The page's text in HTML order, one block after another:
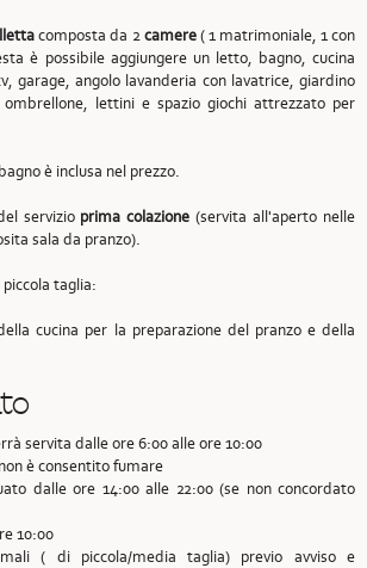
composta da 2camere( 1 matrimoniale, 1 con
è possibile aggiungere un letto, bagno, cucina
garage, angolo lavanderia con lavatrice, giardino
lettini e spazio giochi attrezzato per
è inclusa nel prezzo.
servizio prima colazione (servita all'aperto nelle
sala da pranzo).
taglia:
cucina per la preparazione del pranzo e della
servita dalle ore 6:00 alle ore 10:00
è consentito fumare
dalle ore 14:00 alle 22:00 (se non concordato
10:00
( di piccola/media taglia) previo avviso e